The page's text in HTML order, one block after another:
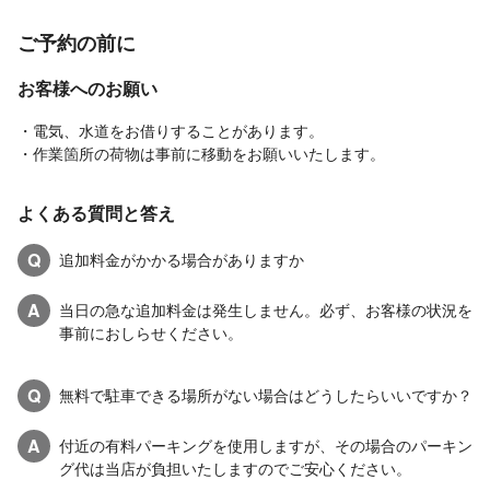
ご予約の前に
お客様へのお願い
・電気、水道をお借りすることがあります。
・作業箇所の荷物は事前に移動をお願いいたします。
よくある質問と答え
Q
追加料金がかかる場合がありますか
A
当日の急な追加料金は発生しません。必ず、お客様の状況を
事前におしらせください。
Q 無料で駐車できる場所がない場合はどうしたらいいですか？
A
付近の有料パーキングを使用しますが、その場合のパーキン
グ代は当店が負担いたしますのでご安心ください。